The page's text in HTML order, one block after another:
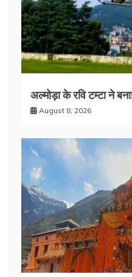
अल्मोड़ा के रवि टम्टा ने
August 8, 2026